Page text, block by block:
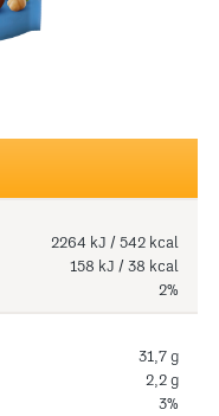
2264 kJ / 542 kcal
158 kJ / 38 kcal
2%
31,7 g
2,2 g
3%